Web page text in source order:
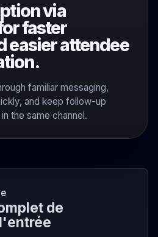
via
faster
easier attendee
familiar messaging,
and keep follow-up
the same channel.
de